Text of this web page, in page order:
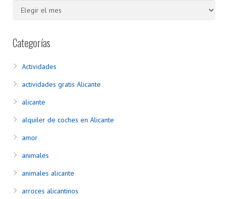
Categorías
Actividades
actividades gratis Alicante
alicante
alquiler de coches en Alicante
amor
animales
animales alicante
arroces alicantinos